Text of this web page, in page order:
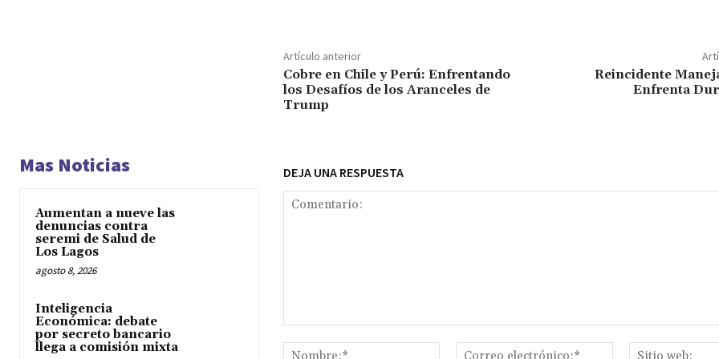
Artículo anterior
Cobre en Chile y Perú: Enfrentando
los Desafíos de los Aranceles de
Trump
Reincidente
Enfrenta
Mas Noticias
Aumentan a nueve las
denuncias contra
seremi de Salud de
Los Lagos
agosto 8, 2026
Inteligencia
Económica: debate
por secreto bancario
llega a comisión mixta
DEJA UNA RESPUESTA
Nombre:*
Correo